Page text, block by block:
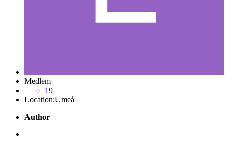
Medlem
19
Location:Umeå
Author